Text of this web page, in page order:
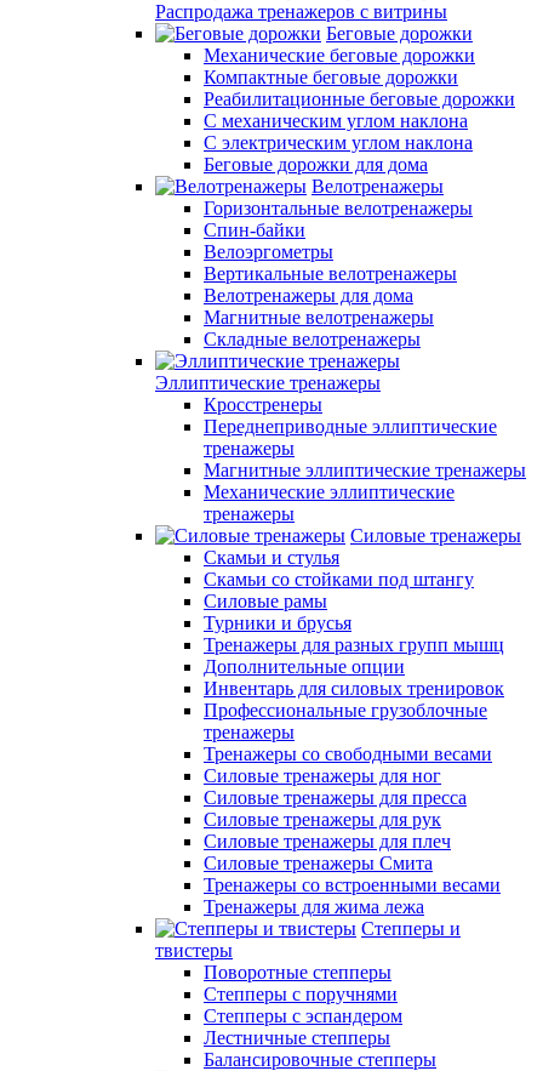
Распродажа тренажеров с витрины
Беговые дорожки
Механические беговые дорожки
Компактные беговые дорожки
Реабилитационные беговые дорожки
С механическим углом наклона
С электрическим углом наклона
Беговые дорожки для дома
Велотренажеры
Горизонтальные велотренажеры
Спин-байки
Велоэргометры
Вертикальные велотренажеры
Велотренажеры для дома
Магнитные велотренажеры
Складные велотренажеры
Эллиптические тренажеры
Кросстренеры
Переднеприводные эллиптические
тренажеры
Магнитные эллиптические тренажеры
Механические эллиптические
тренажеры
Силовые тренажеры
Скамьи и стулья
Скамьи со стойками под штангу
Силовые рамы
Турники и брусья
Тренажеры для разных групп мышц
Дополнительные опции
Инвентарь для силовых тренировок
Профессиональные грузоблочные
тренажеры
Тренажеры со свободными весами
Силовые тренажеры для ног
Силовые тренажеры для пресса
Силовые тренажеры для рук
Силовые тренажеры для плеч
Силовые тренажеры Смита
Тренажеры со встроенными весами
Тренажеры для жима лежа
Степперы и
твистеры
Поворотные степперы
Степперы с поручнями
Степперы с эспандером
Лестничные степперы
Балансировочные степперы